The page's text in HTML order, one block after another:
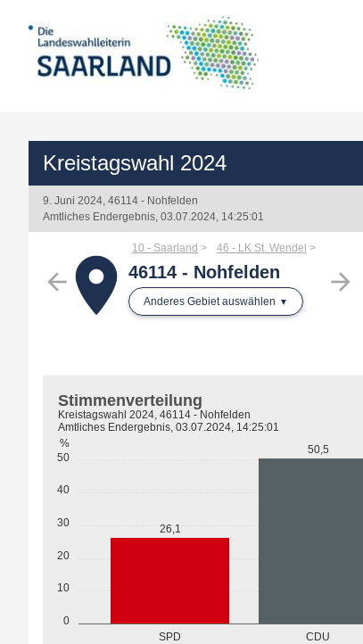
Kreistagswahl 2024
9. Juni 2024, 46114 - Nohfelden
Amtliches Endergebnis, 03.07.2024, 14:25:01
arrow_back arrow_forward
place
10 - Saarland 46 - LK St. Wendel
46114 - Nohfelden
Anderes Gebiet auswählen
0
10
20
30
40
50
%
SPD CDU
26,1
50,5
Stimmenverteilung
Kreistagswahl 2024, 46114 - Nohfelden
Amtliches Endergebnis, 03.07.2024, 14:25:01